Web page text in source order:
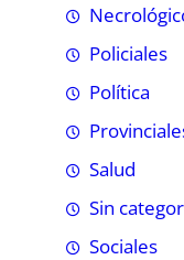
Policiales
Política
Salud
Sin
Sociales